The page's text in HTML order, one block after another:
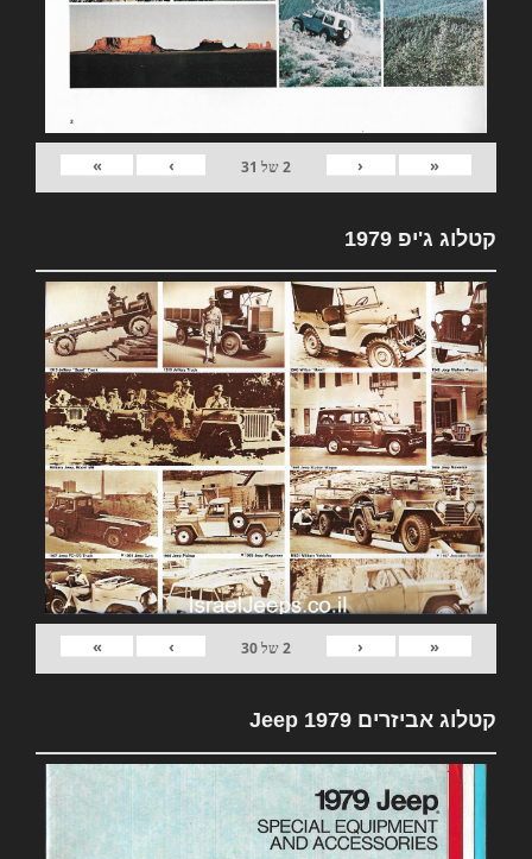
«
‹
2של 31
›
»
קטלוג ג'יפ 1979
«
‹
2של30
›
»
קטלוג אביזרים 1979 Jeep